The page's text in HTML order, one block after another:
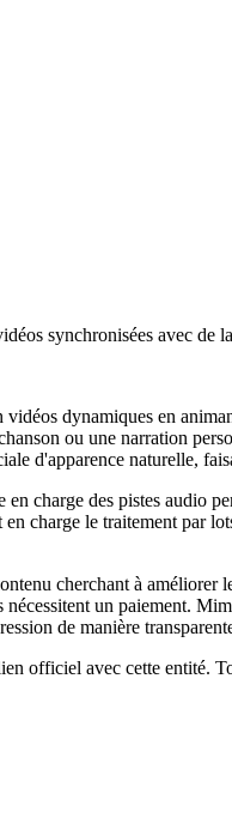
synchronisées avec de
dynamiques en
ou une narration
d'apparence naturelle,
charge des pistes audio
charge le traitement par
cherchant à améliorer
un paiement.
de manière
officiel avec cette entité.